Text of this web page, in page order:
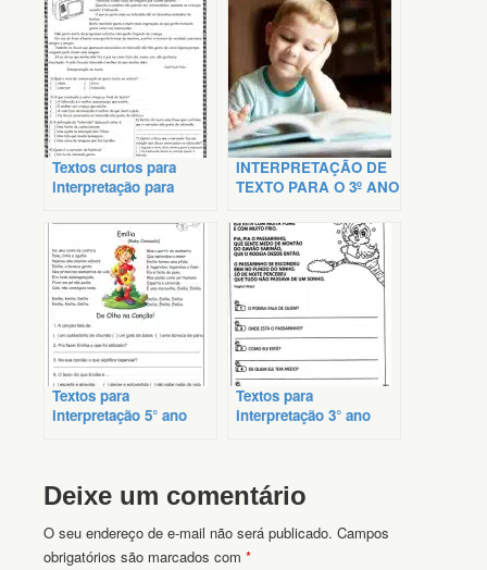
Textos curtos para
interpretação para
INTERPRETAÇÃO DE
TEXTO PARA O 3º ANO
Textos para
interpretação 5° ano
Textos para
interpretação 3° ano
Deixe um comentário
O seu endereço de e-mail não será publicado. Campos
obrigatórios são marcados com *